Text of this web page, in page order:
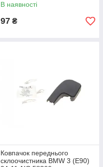
В наявності
97 ₴
Ковпачок переднього
склоочистника BMW 3 (E90)